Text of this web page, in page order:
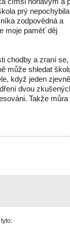
prý
zodpovědná a
moje paměť děj
chodby a zraní se,
může shledat
když jeden zjevně
dvou
Takže můra